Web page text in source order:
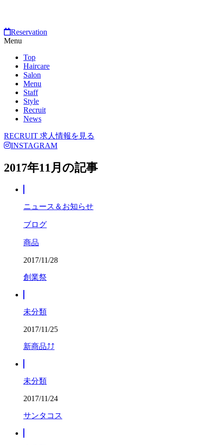
Reservation
Menu
Top
Haircare
Salon
Menu
Staff
Style
Recruit
News
RECRUIT 求人情報を見る
INSTAGRAM
2017年11月の記事
ニュース＆お知らせ
ブログ
商品
2017/11/28
創業祭
未分類
2017/11/25
新商品⤴⤴
未分類
2017/11/24
サンタコス